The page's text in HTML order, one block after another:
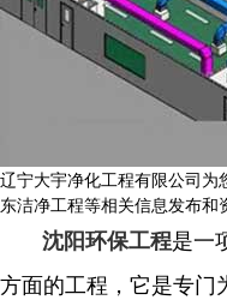
辽宁大宇净化工程有限公司为
东洁净工程等相关信息发布和
沈阳环保工程是一
方面的工程，它是专门